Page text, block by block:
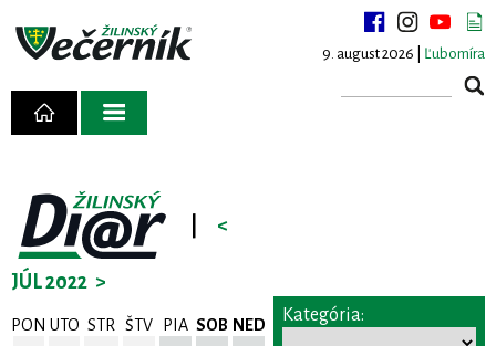
9. august 2026 | Ľubomíra
<
JÚL 2022 >
PON UTO STR ŠTV PIA SOB NED Kategória: